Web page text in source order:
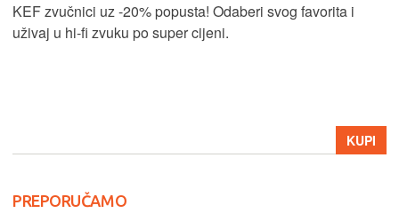
Počasti sebe i svoj auto premium Harman Kardon zvukom
uz -40% popusta!
KUPI
PREPORUČAMO